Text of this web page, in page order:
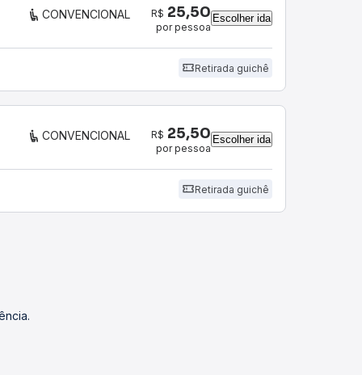
CONVENCIONAL R$ 25,50
por pessoa
Escolher ida
Retirada guichê
CONVENCIONAL R$ 25,50
por pessoa
Escolher ida
Retirada guichê